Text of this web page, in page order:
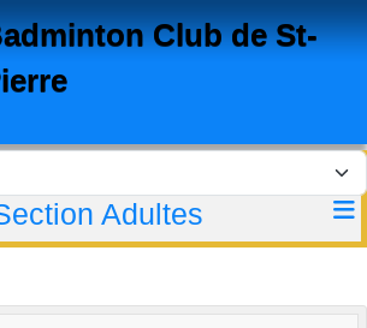
Club de St-
Adultes
cookies